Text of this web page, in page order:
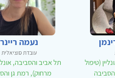
(טיפול
נעמה ריינר
עובדת סוציאלית
תל אביב והסביבה,
מרחוק), רמת גן